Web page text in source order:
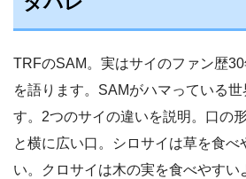
TRFのSAM。実はサイのファン歴
を語ります。SAMがハマっている
す。2つのサイの違いを説明。口の
と横に広い口。シロサイは草を食べ
い。クロサイは木の実を食べやすい